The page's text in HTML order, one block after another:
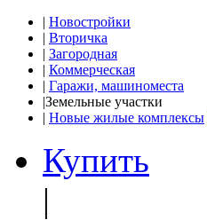
| Новостройки
| Вторичка
| Загородная
| Коммерческая
| Гаражи, машиноместа
|Земельные участки
| Новые жилые комплексы
Купить
|